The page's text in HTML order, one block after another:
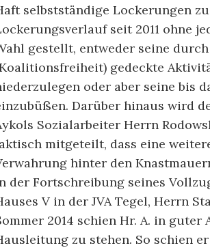
selbstständige Lockerungen
seit 2011 ohne
gestellt, entweder seine
gedeckte
oder aber seine bis
Darüber hinaus wird
Sozialarbeiter Herrn
mitgeteilt, dass eine
hinter den
der Fortschreibung seines
V in der JVA Tegel, Herrn
2014 schien Hr. A. in
zu stehen. So schien